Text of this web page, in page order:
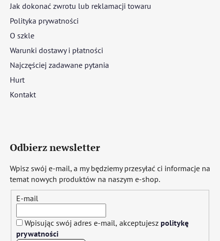
Jak dokonać zwrotu lub reklamacji towaru
Polityka prywatności
O szkle
Warunki dostawy i płatności
Najczęściej zadawane pytania
Hurt
Kontakt
Odbierz newsletter
Wpisz swój e-mail, a my będziemy przesyłać ci informacje na
temat nowych produktów na naszym e-shop.
E-mail
Wpisując swój adres e-mail, akceptujesz politykę
prywatności